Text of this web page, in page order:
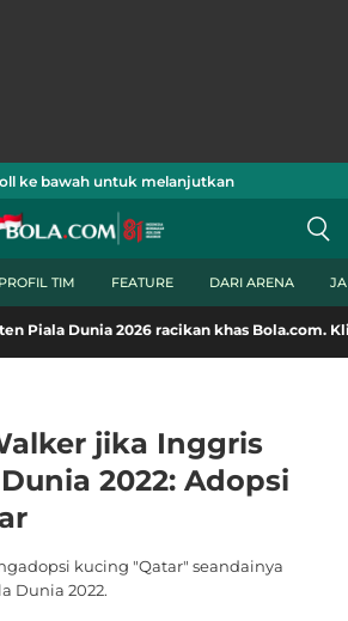
ke bawah untuk melanjutkan
PROFIL TIM FEATURE DARI ARENA
racikan khas Bola.com. Klik di sini!
jika Inggris
2022: Adopsi
kucing "Qatar" seandainya
Dunia 2022.